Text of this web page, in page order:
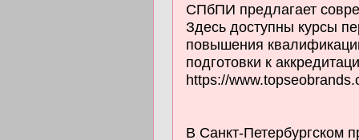
СПбПИ предлагает
Здесь доступны курсы
повышения
подготовки к
https://
В Санкт-Петербургском